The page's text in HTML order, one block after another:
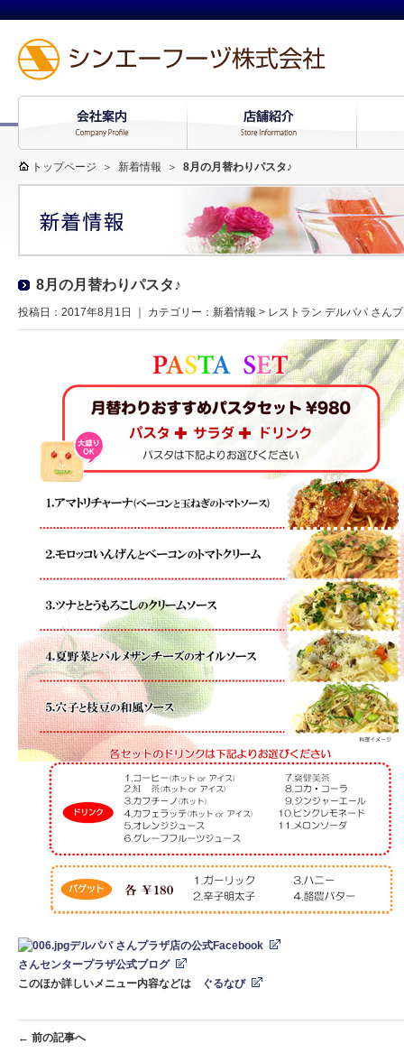
トップページ ＞ 新着情報 ＞ 8月の月替わりパスタ♪
8月の月替わりパスタ♪
投稿日：2017年8月1日 ｜ カテゴリー： 新着情報 > レストラン デルパパ さん
デルパパ さんプラザ店の公式Facebook
さんセンタープラザ公式ブログ
このほか詳しいメニュー内容などは
ぐるなび
← 前の記事へ